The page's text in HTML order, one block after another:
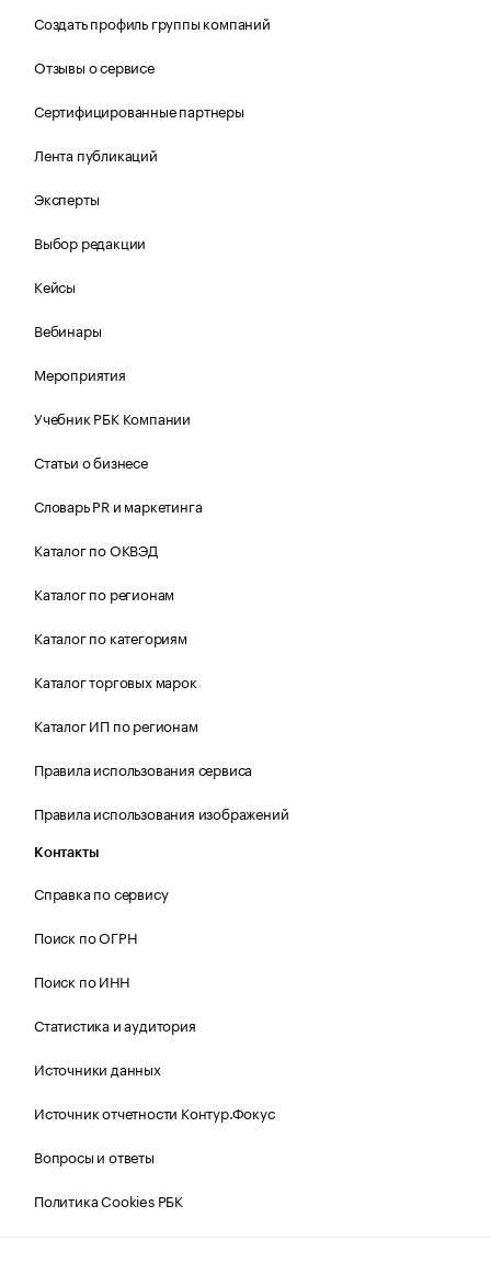
Создать профиль группы компаний
Отзывы о сервисе
Сертифицированные партнеры
Лента публикаций
Эксперты
Выбор редакции
Кейсы
Вебинары
Мероприятия
Учебник РБК Компании
Статьи о бизнесе
Словарь PR и маркетинга
Каталог по ОКВЭД
Каталог по регионам
Каталог по категориям
Каталог торговых марок
Каталог ИП по регионам
Правила использования сервиса
Правила использования изображений
Контакты
Справка по сервису
Поиск по ОГРН
Поиск по ИНН
Статистика и аудитория
Источники данных
Источник отчетности Контур.Фокус
Вопросы и ответы
Политика Cookies РБК